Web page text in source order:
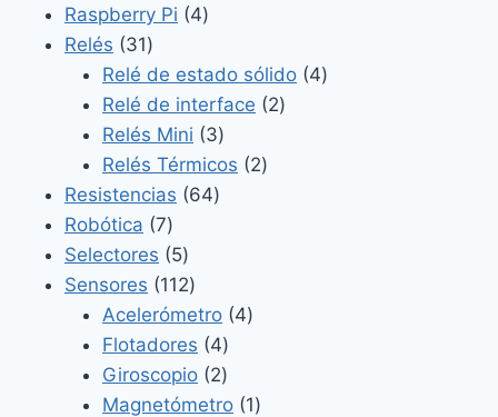
productos
Raspberry Pi 44
Relés 3131
productos
Relé de estado sólido 44
Relé de interface 22
Relés Mini 33
productos
Relés Térmicos 22
Resistencias 6464
Robótica 77
productos
Selectores 55
productos
Sensores 112112
productos
Acelerómetro 44
Flotadores 44
productos
Giroscopio 22
productos
Magnetómetro 11